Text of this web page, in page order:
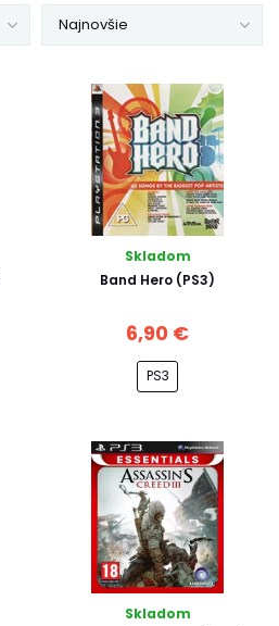
Najnovšie
Skladom
Band Hero (PS3)
6,90 €
PS3
Skladom